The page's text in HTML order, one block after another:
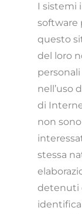
I sistemi
software
questo
del loro
nell’uso
di
non
stessa
detenuti